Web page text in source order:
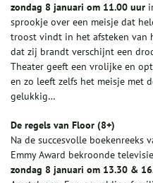
zondag 8 januari om 11.00 uur
sprookje over een meisje dat
troost vindt in het afsteken van
dat zij brandt verschijnt een
Theater geeft een vrolijke en
en zo leeft zelfs het meisje met
gelukkig…
De regels van Floor (8+)
Na de succesvolle boekenreeks
Emmy Award bekroonde
zondag 8 januari om 13.30 &